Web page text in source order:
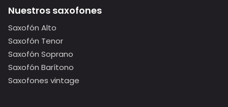
Nuestros saxofones
Saxofón Alto
Saxofón Tenor
Saxofón Soprano
Saxofón Barítono
Saxofones vintage